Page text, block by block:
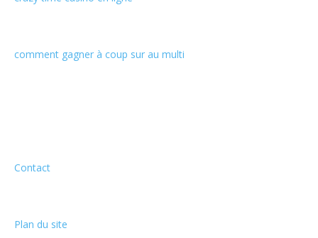
comment gagner à coup sur au multi
Contact
Plan du site